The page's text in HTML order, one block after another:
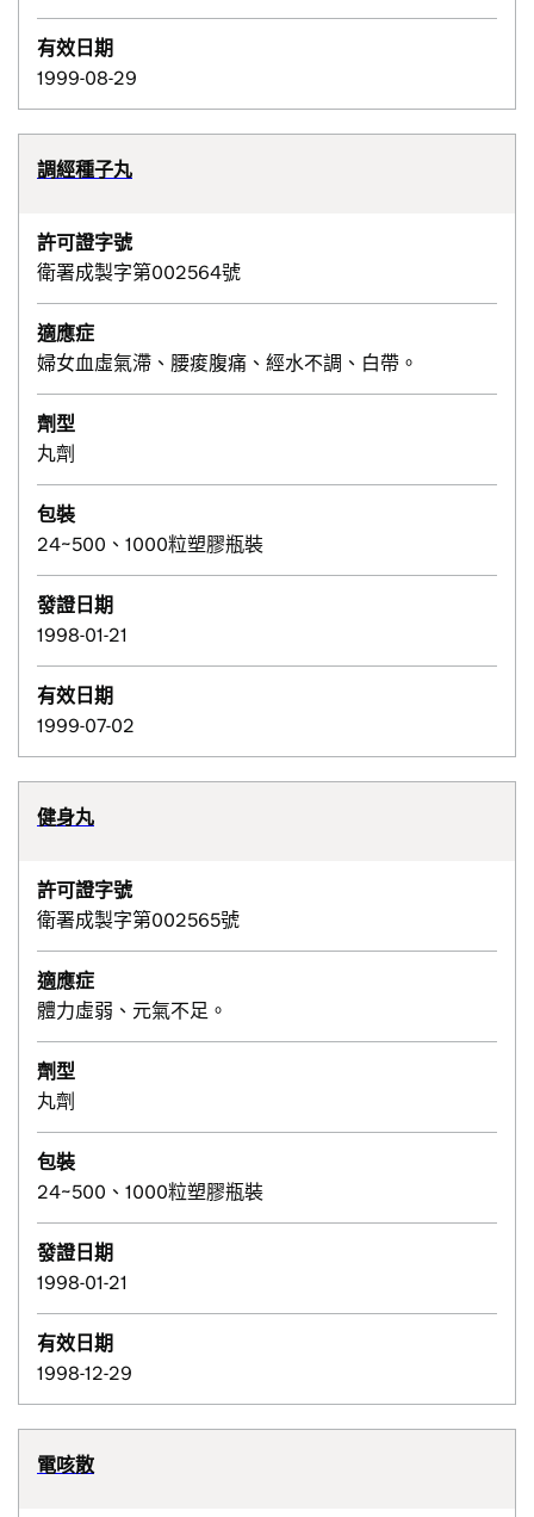
有效日期
1999-08-29
調經種子丸
許可證字號
衛署成製字第002564號
適應症
婦女血虛氣滯、腰痠腹痛、經水不調、白帶。
劑型
丸劑
包裝
24~500、1000粒塑膠瓶裝
發證日期
1998-01-21
有效日期
1999-07-02
健身丸
許可證字號
衛署成製字第002565號
適應症
體力虛弱、元氣不足。
劑型
丸劑
包裝
24~500、1000粒塑膠瓶裝
發證日期
1998-01-21
有效日期
1998-12-29
電咳散